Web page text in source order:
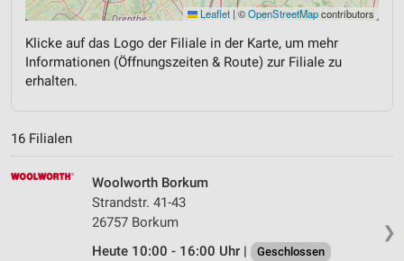
Leaflet | ©OpenStreetMapcontributors
Klicke auf das Logo der Filiale in der Karte, um mehr
Informationen (Öffnungszeiten & Route) zur Filiale zu
erhalten.
16 Filialen
❯
Woolworth Borkum
Strandstr. 41-43
26757 Borkum
Heute 10:00 - 16:00 Uhr |
Geschlossen